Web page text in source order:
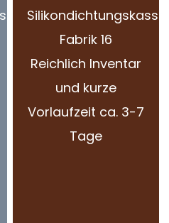
Reichlich Inventar
und kurze
Vorlaufzeit ca. 3-7
Tage